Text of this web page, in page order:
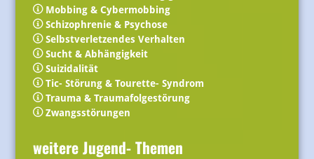
Mobbing & Cybermobbing
Schizophrenie & Psychose
Selbstverletzendes Verhalten
Sucht & Abhängigkeit
Suizidalität
Tic- Störung & Tourette- Syndrom
Trauma & Traumafolgestörung
Zwangsstörungen
weitere Jugend- Themen